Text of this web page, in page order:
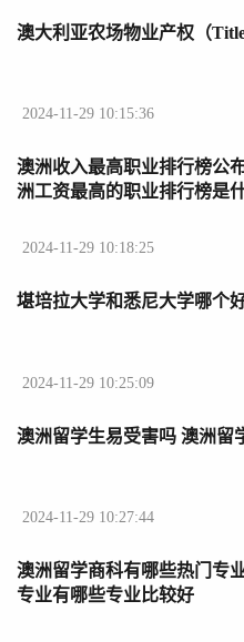
澳大利亚农场物业产权（
2024-11-29 10:15:36
澳洲收入最高职业排行榜公
洲工资最高的职业排行榜是
2024-11-29 10:18:25
堪培拉大学和悉尼大学哪个
2024-11-29 10:25:09
澳洲留学生易受害吗 澳洲留
2024-11-29 10:27:44
澳洲留学商科有哪些热门专
专业有哪些专业比较好